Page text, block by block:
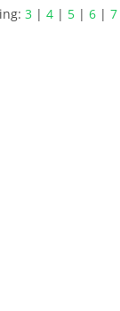
3 | 4 | 5 | 6 | 7